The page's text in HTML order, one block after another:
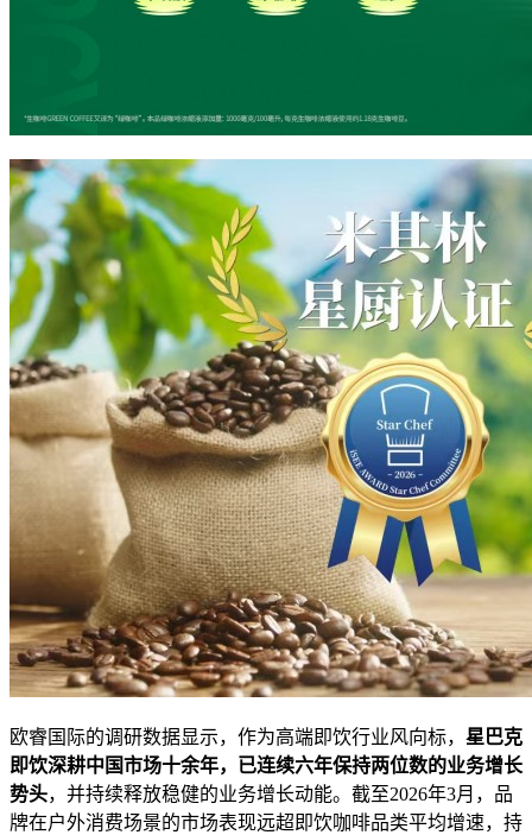
欧睿国际的调研数据显示，作为高端即饮行业风向标， 星巴克
即饮深耕中国市场十余年，已连续六年保持两位数的业务增长
势头，并持续释放稳健的业务增长动能。截至2026年3月，品
牌在户外消费场景的市场表现远超即饮咖啡品类平均增速，持